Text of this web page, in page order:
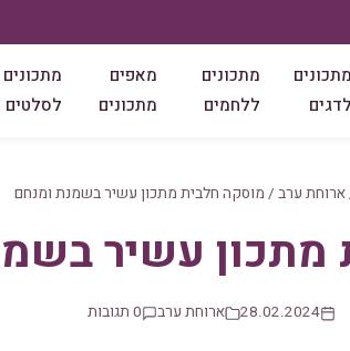
מתכונים
לדגים
מתכונים
ללחמים
מאפים
מתכונים
מתכונים
לסלטים
ארוחת ערב / מוסקה חלבית מתכון עשיר בשמנת ומנחם
מתכון עשיר
28.02.2024 ארוחת ערב 0 תגובות